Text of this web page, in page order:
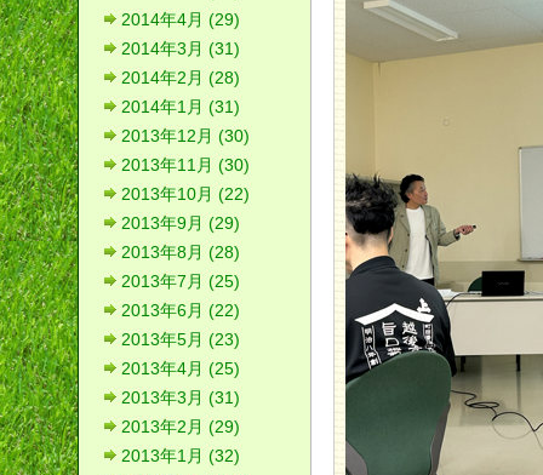
2014年4月 (29)
2014年3月 (31)
2014年2月 (28)
2014年1月 (31)
2013年12月 (30)
2013年11月 (30)
2013年10月 (22)
2013年9月 (29)
2013年8月 (28)
2013年7月 (25)
2013年6月 (22)
2013年5月 (23)
2013年4月 (25)
2013年3月 (31)
2013年2月 (29)
2013年1月 (32)